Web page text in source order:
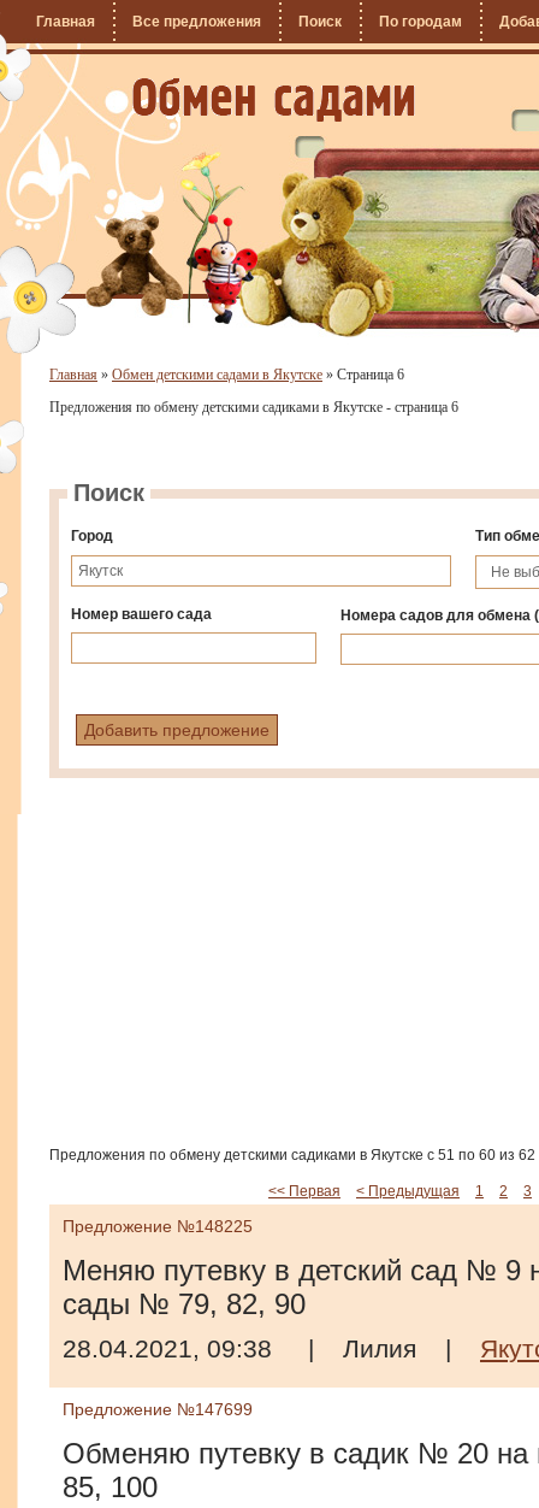
Главная Все предложения Поиск По городам
Главная » Обмен детскими садами в Якутске » Страница 6
Предложения по обмену детскими садиками в Якутске - страница 6
Поиск
Город Тип
Номер вашего сада Номера садов для обмена(
Добавить предложение
Предложения по обмену детскими садиками в Якутске с 51 по 60 из 62
<< Первая < Предыдущая 1 2 3
Предложение №148225
Меняю путевку в детский сад № 9
сады № 79, 82, 90
28.04.2021, 09:38 | Лилия |
Предложение №147699
Обменяю путевку в садик № 20 на
85, 100